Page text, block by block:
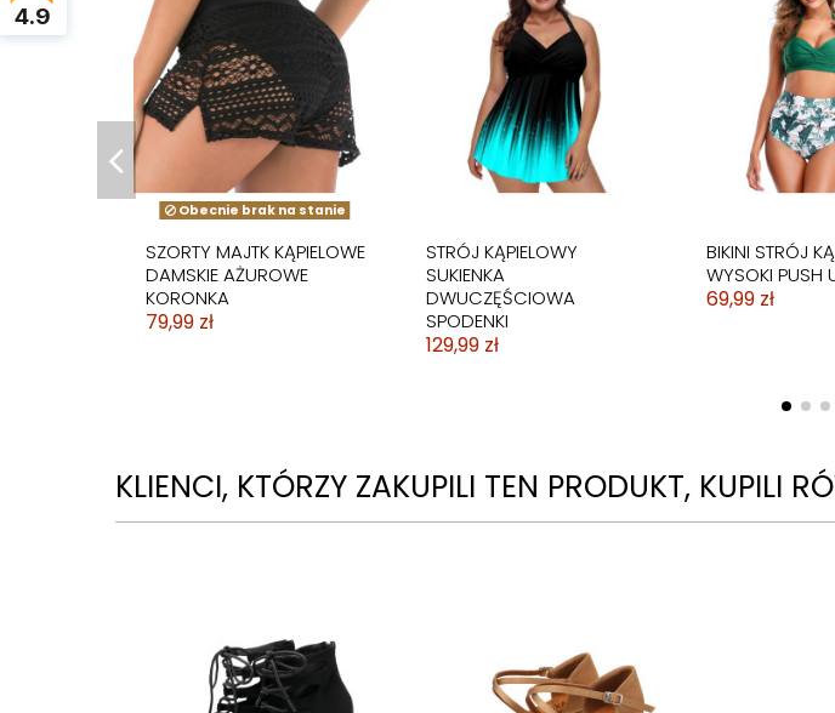
Obecnie brak na stanie
SZORTY MAJTK KĄPIELOWE
DAMSKIE AŻUROWE
KORONKA
79,99 zł
STRÓJ KĄPIELOWY
SUKIENKA
DWUCZĘŚCIOWA
SPODENKI
129,99 zł
BIKINI STRÓJ
WYSOKI PUSH
69,99 zł
KLIENCI, KTÓRZY ZAKUPILI TEN PRODUKT, KUPILI
4.9